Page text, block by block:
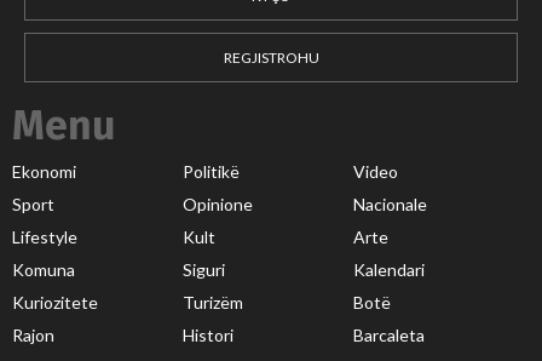
REGJISTROHU
Menu
Ekonomi Politikë
Video
Sport
Opinione
Nacionale
Lifestyle
Kult
Arte
Komuna
Siguri
Kalendari
Kuriozitete
Turizëm
Botë
Rajon
Histori
Barcaleta